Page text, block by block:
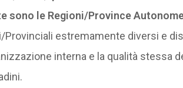
sono le Regioni/Province
Provinciali estremamente diversi e
interna e la qualità stessa